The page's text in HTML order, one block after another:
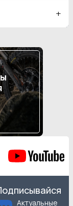
Актуальные